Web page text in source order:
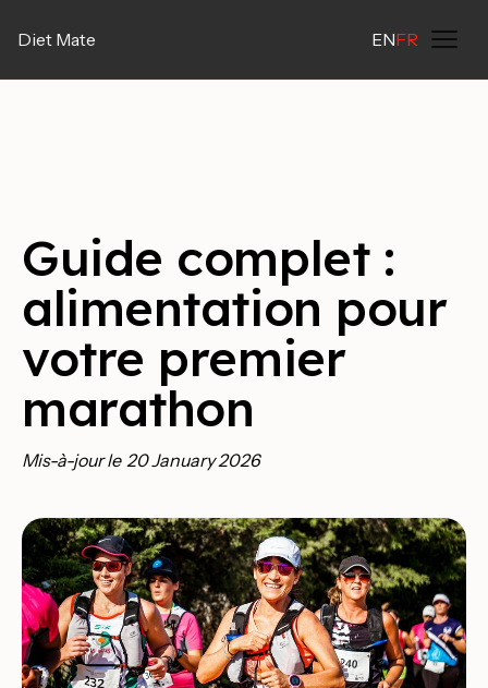
Diet Mate ENFR
Guide complet :
alimentation pour
votre premier
marathon
Mis-à-jour le 20 January 2026